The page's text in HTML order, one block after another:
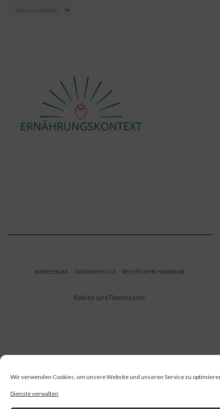
Wir verwenden Cookies, um unsere Website und unseren Service zu
Dienste verwalten
IMPRESSUM DATENSCHUTZ RECHTLICHE HINWEISE
Kale by LyraThemes.com.